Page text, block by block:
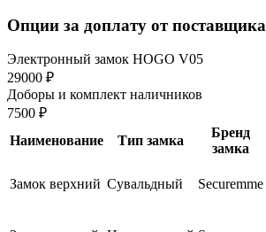
Опции за доплату от поставщика
Электронный замок HOGO V05
29000 ₽
Доборы и комплект наличников
7500 ₽
Наименование
Тип замка
Бренд
замка
Замок верхний Сувальдный Securemme